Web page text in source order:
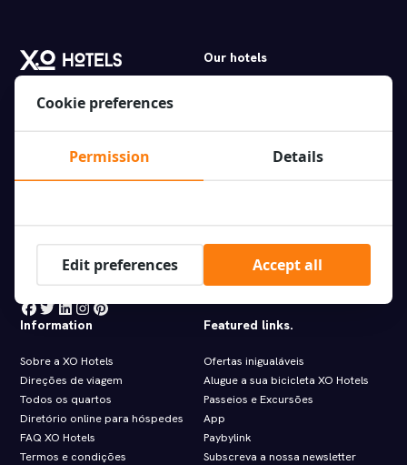
Os XO Hotels oferecem as
centro da cidade de Amsterdã e
arredores. Reserve hoje mesmo
Our hotels
XO Hotels Blue Tower
XO Hotels City Centre
Hotel Artemis
Hotel Levell
Hotel Van Gogh
Information
Sobre a XO Hotels
Direções de viagem
Todos os quartos
Diretório online para hóspedes
FAQ XO Hotels
Termos e condições
Featured links.
Ofertas inigualáveis
Alugue a sua bicicleta XO Hotels
Passeios e Excursões
App
Paybylink
Subscreva a nossa newsletter
Cookie preferences
Permission Details
Edit preferences Accept all